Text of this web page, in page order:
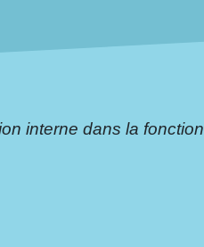
interne dans la fonction